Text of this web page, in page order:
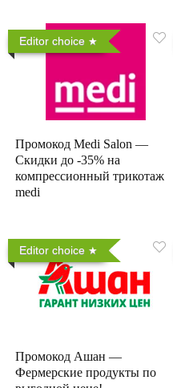
Editor choice
Промокод Medi Salon —
Скидки до -35% на
компрессионный трикотаж
medi
Editor choice
Промокод Ашан —
Фермерские продукты по